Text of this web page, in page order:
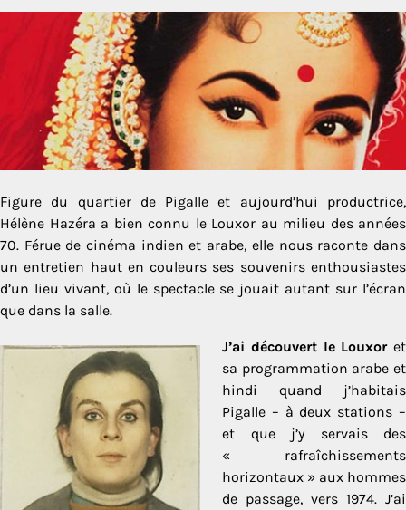
Figure du quartier de Pigalle et aujourd’hui productrice,
Hélène Hazéra a bien connu le Louxor au milieu des années
70. Férue de cinéma indien et arabe, elle nous raconte dans
un entretien haut en couleurs ses souvenirs enthousiastes
d’un lieu vivant, où le spectacle se jouait autant sur l’écran
que dans la salle.
J’ai découvert le Louxoret
sa programmation arabe et
hindi quand j’habitais
Pigalle – à deux stations –
et que j’y servais des
« rafraîchissements
horizontaux » aux hommes
de passage, vers 1974. J’ai